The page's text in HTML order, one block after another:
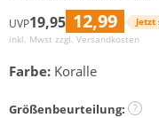
UVP19,95 12,99 Jetzt
inkl. Mwst zzgl. Versandkosten
Farbe: Koralle
Größenbeurteilung: ?